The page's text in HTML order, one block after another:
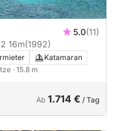
5.0(11)
16m(1992)
Katamaran
· 15.8 m
Ab 1.714 € / Tag